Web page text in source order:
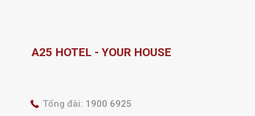
A25 HOTEL - YOUR HOUSE
Tổng đài: 1900 6925